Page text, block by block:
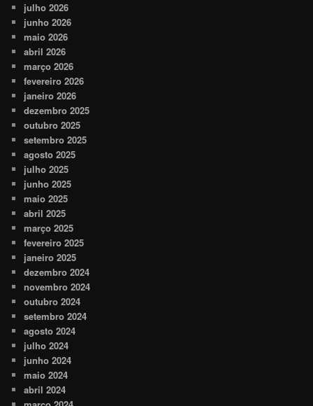
julho 2026
junho 2026
maio 2026
abril 2026
março 2026
fevereiro 2026
janeiro 2026
dezembro 2025
outubro 2025
setembro 2025
agosto 2025
julho 2025
junho 2025
maio 2025
abril 2025
março 2025
fevereiro 2025
janeiro 2025
dezembro 2024
novembro 2024
outubro 2024
setembro 2024
agosto 2024
julho 2024
junho 2024
maio 2024
abril 2024